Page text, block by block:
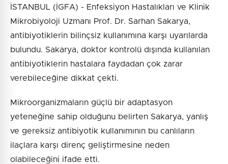
İSTANBUL (İGFA) - Enfeksiyon Hastalıkları ve Klinik
Mikrobiyoloji Uzmanı Prof. Dr. Sarhan Sakarya,
antibiyotiklerin bilinçsiz kullanımına karşı uyarılarda
bulundu. Sakarya, doktor kontrolü dışında kullanılan
antibiyotiklerin hastalara faydadan çok zarar
verebileceğine dikkat çekti.
Mikroorganizmaların güçlü bir adaptasyon
yeteneğine sahip olduğunu belirten Sakarya, yanlış
ve gereksiz antibiyotik kullanımının bu canlıların
ilaçlara karşı direnç geliştirmesine neden
olabileceğini ifade etti.